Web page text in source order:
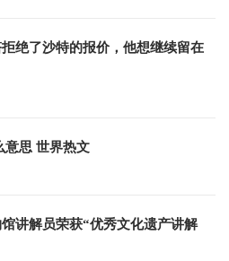
绝了沙特的报价，他想继续留在
意思 世界热文
讲解员荣获“优秀文化遗产讲解